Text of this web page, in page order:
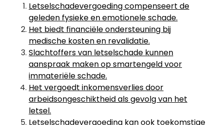
Letselschadevergoeding compenseert de
geleden fysieke en emotionele schade.
Het biedt financiële ondersteuning bij
medische kosten en revalidatie.
Slachtoffers van letselschade kunnen
aanspraak maken op smartengeld voor
immateriële schade.
Het vergoedt inkomensverlies door
arbeidsongeschiktheid als gevolg van het
letsel.
Letselschadevergoeding kan ook toekomstige